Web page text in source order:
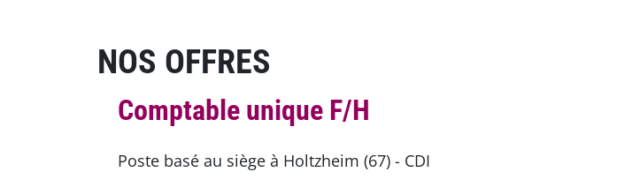
NOS OFFRES
Comptable unique F/H
Poste basé au siège à Holtzheim (67) - CDI